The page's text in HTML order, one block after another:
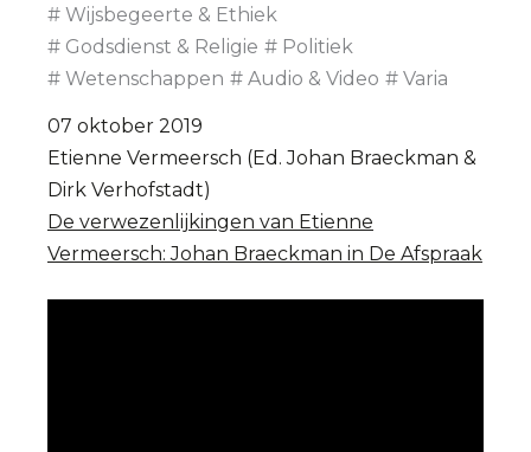
Wijsbegeerte & Ethiek
Godsdienst & Religie
Politiek
Wetenschappen
Audio & Video Varia
07 oktober 2019
Etienne Vermeersch (Ed. Johan Braeckman &
Dirk Verhofstadt)
De verwezenlijkingen van Etienne
Vermeersch: Johan Braeckman in De Afspraak